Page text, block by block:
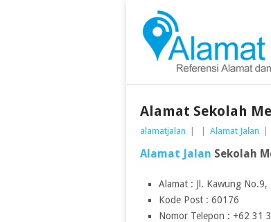
Alamat Sekolah
alamatjalan Alamat Jalan
Alamat Jalan Sekolah
Alamat : Jl. Kawung
Kode Post : 60176
Nomor Telepon : +62 31